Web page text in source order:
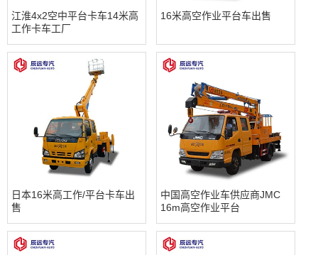
江淮4x2空中平台卡车14米高
工作卡车工厂
16米高空作业平台车出售
日本16米高工作/平台卡车出
售
中国高空作业车供应商JMC
16m高空作业平台